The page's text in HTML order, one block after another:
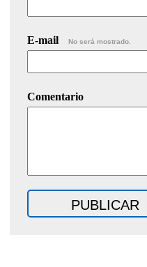
E-mail No será mostrado.
Comentario